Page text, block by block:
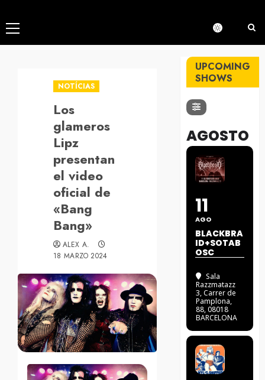
Menú
principal
NOTÍCIAS
Los
glameros
Lipz
presentan
el video
oficial de
«Bang
Bang»
ALEX A.
18 MARZO 2024
UPCOMING
SHOWS
AGOSTO
11
AGO
BLACKBRA
ID+SOTAB
OSC
Sala
Razzmatazz
3, Carrer de
Pamplona,
88, 08018
BARCELONA